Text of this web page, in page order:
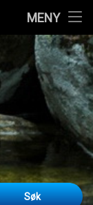
MENY